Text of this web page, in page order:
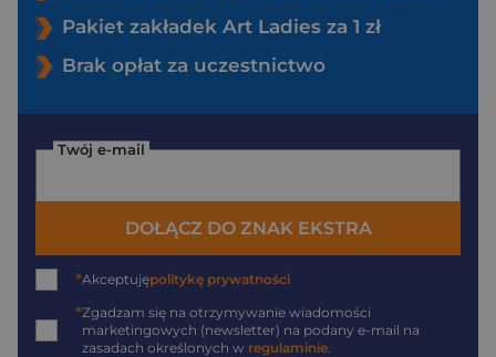
Pakiet zakładek Art Ladies za 1 zł
Brak opłat za uczestnictwo
Twój e-mail
DOŁĄCZ DO ZNAK EKSTRA
*Akceptujępolitykę prywatności
*Zgadzam się na otrzymywanie wiadomości
marketingowych (newsletter) na podany e-mail na
zasadach określonych w regulaminie